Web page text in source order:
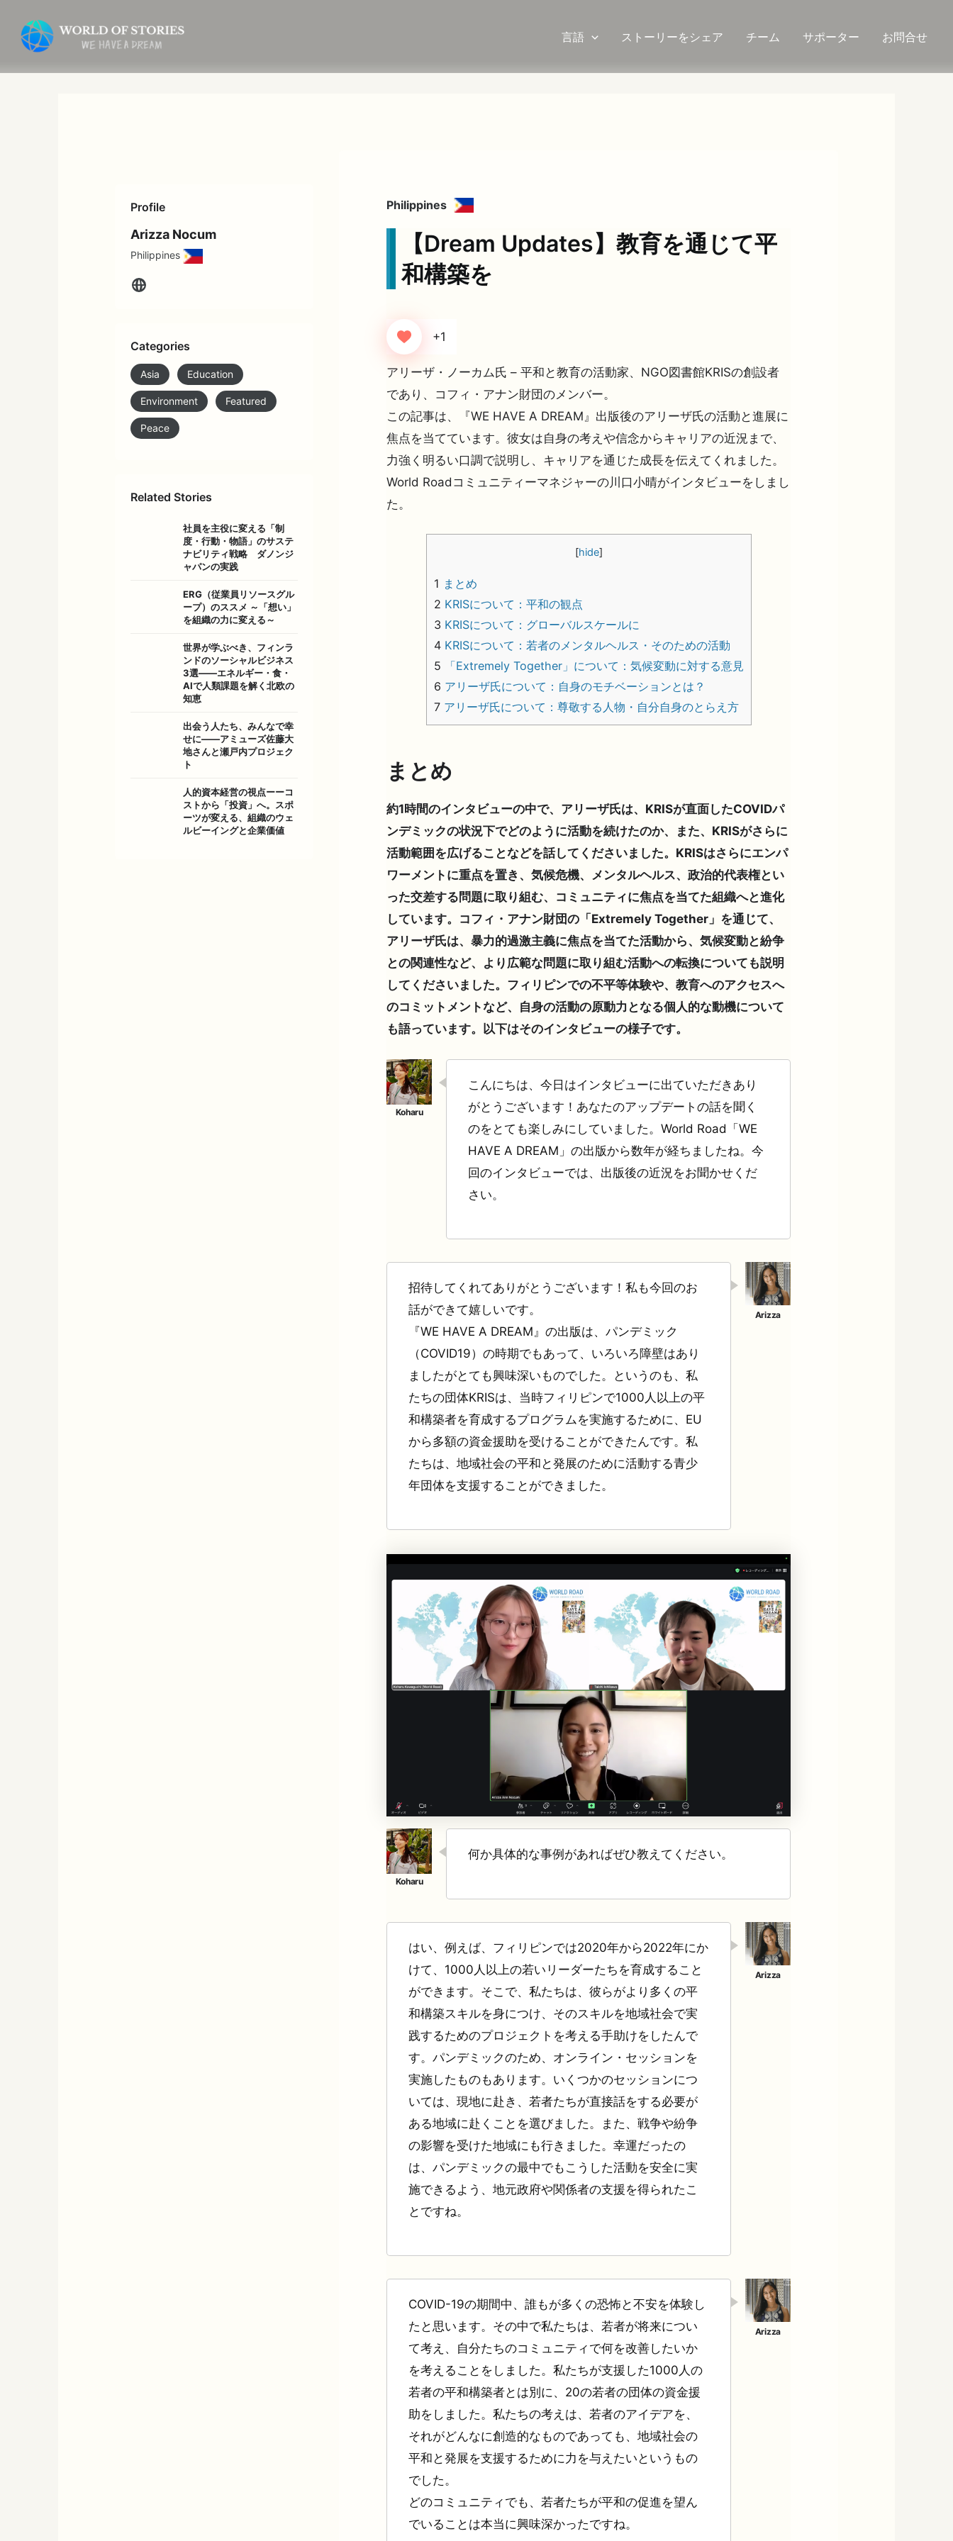
言語 ストーリーをシェア チーム サポーター お問合せ
Profile
Arizza Nocum
Philippines
Categories
Asia Education
Environment Featured
Peace
Related Stories
社員を主役に変える「制
度・行動・物語」のサステ
ナビリティ戦略 ダノンジ
ャパンの実践
ERG（従業員リソースグル
ープ）のススメ ～「想い」
を組織の力に変える～
世界が学ぶべき、フィンラ
ンドのソーシャルビジネス
3選――エネルギー・食・
AIで人類課題を解く北欧の
知恵
出会う人たち、みんなで幸
せに——アミューズ佐藤大
地さんと瀬戸内プロジェク
ト
人的資本経営の視点ーーコ
ストから「投資」へ。スポ
ーツが変える、組織のウェ
ルビーイングと企業価値
Philippines
【Dream Updates】教育を通じて平
和構築を
+1
アリーザ・ノーカム氏 – 平和と教育の活動家、NGO図書館KRISの創設者
であり、コフィ・アナン財団のメンバー。
この記事は、『WE HAVE A DREAM』出版後のアリーザ氏の活動と進展に
焦点を当てています。彼女は自身の考えや信念からキャリアの近況まで、
力強く明るい口調で説明し、キャリアを通じた成長を伝えてくれました。
World Roadコミュニティーマネジャーの川口小晴がインタビューをしまし
た。
[hide]
1 まとめ
2 KRISについて：平和の観点
3 KRISについて：グローバルスケールに
4KRISについて：若者のメンタルヘルス・そのための活動
5 「Extremely Together」について：気候変動に対する意見
6 アリーザ氏について：自身のモチベーションとは？
7アリーザ氏について：尊敬する人物・自分自身のとらえ方
まとめ
約1時間のインタビューの中で、アリーザ氏は、KRISが直面したCOVIDパ
ンデミックの状況下でどのように活動を続けたのか、また、KRISがさらに
活動範囲を広げることなどを話してくださいました。KRISはさらにエンパ
ワーメントに重点を置き、気候危機、メンタルヘルス、政治的代表権とい
った交差する問題に取り組む、コミュニティに焦点を当てた組織へと進化
しています。コフィ・アナン財団の「Extremely Together」を通じて、
アリーザ氏は、暴力的過激主義に焦点を当てた活動から、気候変動と紛争
との関連性など、より広範な問題に取り組む活動への転換についても説明
してくださいました。フィリピンでの不平等体験や、教育へのアクセスへ
のコミットメントなど、自身の活動の原動力となる個人的な動機について
も語っています。以下はそのインタビューの様子です。
こんにちは、今日はインタビューに出ていただきあり
がとうございます！あなたのアップデートの話を聞く
のをとても楽しみにしていました。World Road「WE
HAVE A DREAM」の出版から数年が経ちましたね。今
回のインタビューでは、出版後の近況をお聞かせくだ
さい。
招待してくれてありがとうございます！私も今回のお
話ができて嬉しいです。
『WE HAVE A DREAM』の出版は、パンデミック
（COVID19）の時期でもあって、いろいろ障壁はあり
ましたがとても興味深いものでした。というのも、私
たちの団体KRISは、当時フィリピンで1000人以上の平
和構築者を育成するプログラムを実施するために、EU
から多額の資金援助を受けることができたんです。私
たちは、地域社会の平和と発展のために活動する青少
年団体を支援することができました。
何か具体的な事例があればぜひ教えてください。
はい、例えば、フィリピンでは2020年から2022年にか
けて、1000人以上の若いリーダーたちを育成すること
ができます。そこで、私たちは、彼らがより多くの平
和構築スキルを身につけ、そのスキルを地域社会で実
践するためのプロジェクトを考える手助けをしたんで
す。パンデミックのため、オンライン・セッションを
実施したものもあります。いくつかのセッションにつ
いては、現地に赴き、若者たちが直接話をする必要が
ある地域に赴くことを選びました。また、戦争や紛争
の影響を受けた地域にも行きました。幸運だったの
は、パンデミックの最中でもこうした活動を安全に実
施できるよう、地元政府や関係者の支援を得られたこ
とですね。
COVID-19の期間中、誰もが多くの恐怖と不安を体験し
たと思います。その中で私たちは、若者が将来につい
て考え、自分たちのコミュニティで何を改善したいか
を考えることをしました。私たちが支援した1000人の
若者の平和構築者とは別に、20の若者の団体の資金援
助をしました。私たちの考えは、若者のアイデアを、
それがどんなに創造的なものであっても、地域社会の
平和と発展を支援するために力を与えたいというもの
でした。
どのコミュニティでも、若者たちが平和の促進を望ん
でいることは本当に興味深かったですね。